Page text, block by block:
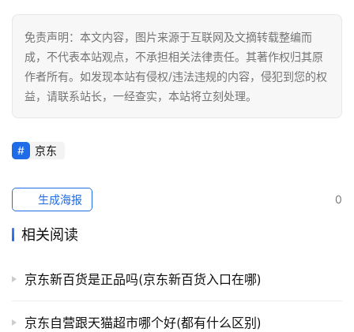
跨
境
导
航
免责声明：本文内容，图片来源于互联网及文摘转载整编而
成，不代表本站观点，不承担相关法律责任。其著作权归其原
作者所有。如发现本站有侵权/违法违规的内容，侵犯到您的权
益，请联系站长，一经查实，本站将立刻处理。
京东
0
生成海报
相关阅读
京东新百货是正品吗(京东新百货入口在哪)
京东自营跟天猫超市哪个好(都有什么区别)